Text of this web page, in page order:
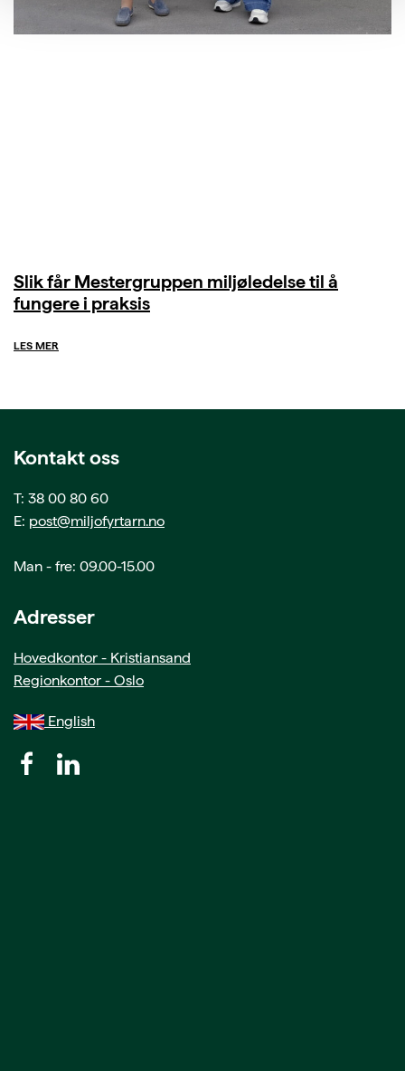
Slik får Mestergruppen miljøledelse til å
fungere i praksis
LES MER
Kontakt oss
T: 38 00 80 60
E: post@miljofyrtarn.no
Man - fre: 09.00-15.00
Adresser
Hovedkontor - Kristiansand
Regionkontor - Oslo
English